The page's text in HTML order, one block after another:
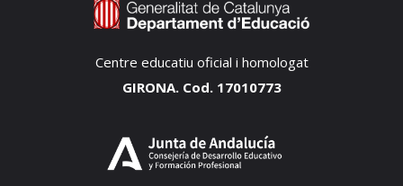
Centre educatiu oficial i homologat
GIRONA. Cod. 17010773